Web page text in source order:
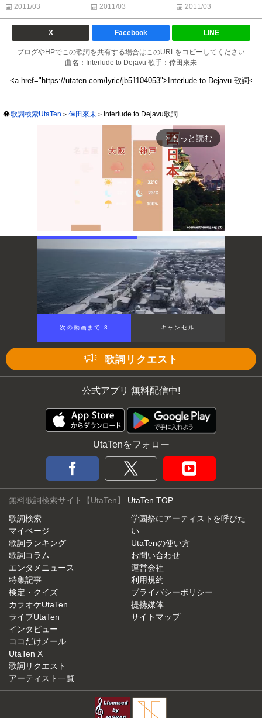
2011/03
2011/03
2011/03
X Facebook LINE
ブログやHPでこの歌詞を共有する場合はこのURLをコピーしてください
曲名：Interlude to Dejavu 歌手：倖田來未
歌詞検索UtaTen 倖田來未 Interlude to Dejavu歌詞
arrow_forward_ios もっと読む
Mute
次の動画まで 3 キャンセル
歌詞リクエスト
公式アプリ 無料配信中!
UtaTenをフォロー
無料歌詞検索サイト【UtaTen】 UtaTen TOP
歌詞検索
マイページ
歌詞ランキング
歌詞コラム
エンタメニュース
特集記事
検定・クイズ
カラオケUtaTen
ライブUtaTen
インタビュー
ココだけメール
UtaTen X
歌詞リクエスト
アーティスト一覧
学園祭にアーティストを呼びた
い
UtaTenの使い方
お問い合わせ
運営会社
利用規約
プライバシーポリシー
提携媒体
サイトマップ